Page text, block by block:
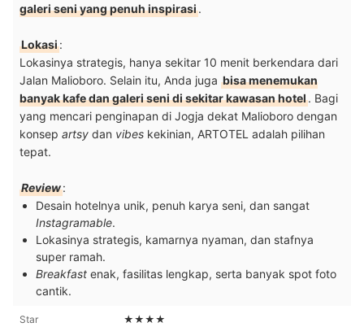
galeri seni yang penuh inspirasi.
Lokasi:
Lokasinya strategis, hanya sekitar 10 menit berkendara dari
Jalan Malioboro. Selain itu, Anda juga bisa menemukan
banyak kafe dan galeri seni di sekitar kawasan hotel. Bagi
yang mencari penginapan di Jogja dekat Malioboro dengan
konsep artsy dan vibes kekinian, ARTOTEL adalah pilihan
tepat.
Review:
Desain hotelnya unik, penuh karya seni, dan sangat
Instagramable.
Lokasinya strategis, kamarnya nyaman, dan stafnya
super ramah.
Breakfast enak, fasilitas lengkap, serta banyak spot foto
cantik.
Star ★★★★